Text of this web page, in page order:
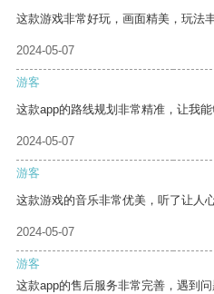
这款游戏非常好玩，画面精美，玩法丰
2024-05-07
游客
这款app的路线规划非常精准，让我能
2024-05-07
游客
这款游戏的音乐非常优美，听了让人
2024-05-07
游客
这款app的售后服务非常完善，遇到